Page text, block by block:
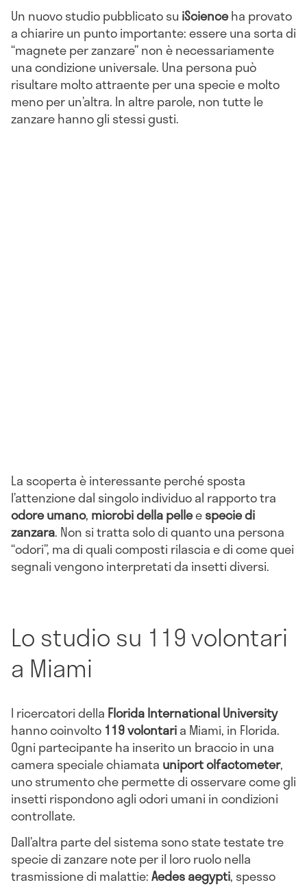
Un nuovo studio pubblicato su iScienceha provato
a chiarire un punto importante: essere una sorta di
“magnete per zanzare” non è necessariamente
una condizione universale. Una persona può
risultare molto attraente per una specie e molto
meno per un’altra. In altre parole, non tutte le
zanzare hanno gli stessi gusti.
La scoperta è interessante perché sposta
l’attenzione dal singolo individuo al rapporto tra
odore umano, microbi della pelleespecie di
zanzara. Non si tratta solo di quanto una persona
“odori”, ma di quali composti rilascia e di come quei
segnali vengono interpretati da insetti diversi.
Lo studio su 119 volontari
a Miami
I ricercatori della Florida International University
hanno coinvolto 119 volontaria Miami, in Florida.
Ogni partecipante ha inserito un braccio in una
camera speciale chiamata uniport olfactometer,
uno strumento che permette di osservare come gli
insetti rispondono agli odori umani in condizioni
controllate.
Dall’altra parte del sistema sono state testate tre
specie di zanzare note per il loro ruolo nella
trasmissione di malattie:Aedes aegypti, spesso